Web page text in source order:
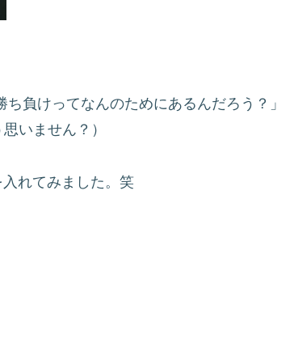
負けってなんのためにあるんだろう？」
いません？）
れてみました。笑